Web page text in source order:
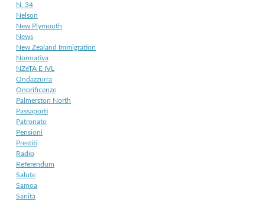
N. 34
Nelson
New Plymouth
News
New Zealand Immigration
Normativa
NZeTA E IVL
Ondazzurra
Onorificenze
Palmerston North
Passaporti
Patronato
Pensioni
Prestiti
Radio
Referendum
Salute
Samoa
Sanità